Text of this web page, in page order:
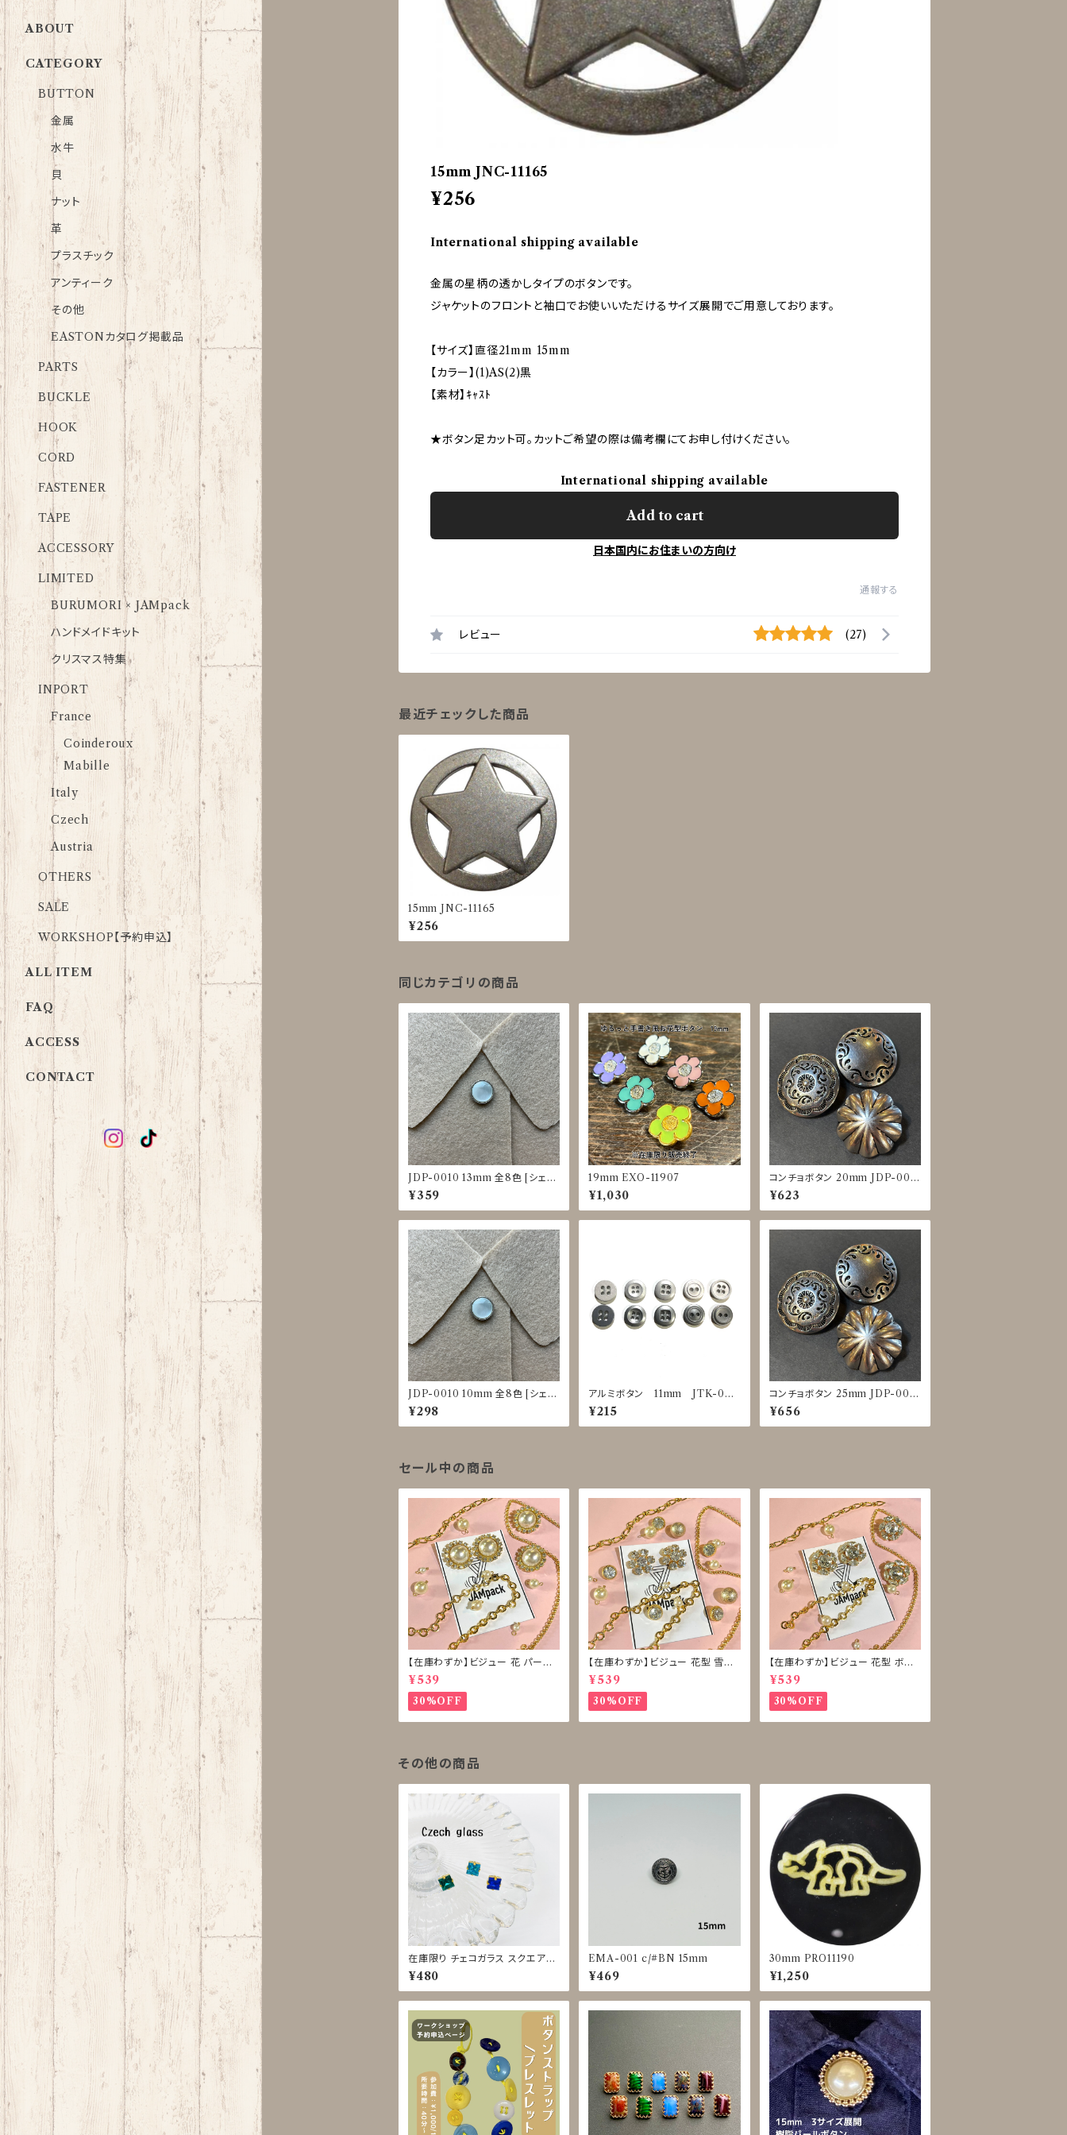
15mm JNC-11165
¥256
International shipping available
金属の星柄の透かしタイプのボタンです。
ジャケットのフロントと袖口でお使いいただけるサイズ展開でご用意しております。
【サイズ】直径21mm 15mm
【カラー】(1)AS(2)黒
【素材】ｷｬｽﾄ
★ボタン足カット可。カットご希望の際は備考欄にてお申し付けください。
International shipping available
Add to cart
日本国内にお住まいの方向け
通報する
レビュー (27)
最近チェックした商品
15mm JNC-11165
¥256
同じカテゴリの商品
JDP-0010 13mm 全8色 [シェル
調][裏足ボタン][ブラウス]
¥359
19mm EXO-11907
¥1,030
コンチョボタン 20mm JDP-001
6
¥623
JDP-0010 10mm 全8色 [シェル
調][裏足ボタン][ブラウス]
¥298
アルミボタン 11mm JTK-002
5～0029
¥215
コンチョボタン 25mm JDP-001
6
¥656
セール中の商品
【在庫わずか】ビジュー 花 パール
ボタン 再販なし
¥539
30%OFF
【在庫わずか】ビジュー 花型 雪型
ボタン 再販なし
¥539
30%OFF
【在庫わずか】ビジュー 花型 ボタ
ン 再販なし
¥539
30%OFF
その他の商品
在庫限り チェコガラス スクエアボ
タン◇11mm
¥480
EMA-001 c/#BN 15mm
¥469
30mm PRO11190
¥1,250
ABOUT
CATEGORY
BUTTON
金属
水牛
貝
ナット
革
プラスチック
アンティーク
その他
EASTONカタログ掲載品
PARTS
BUCKLE
HOOK
CORD
FASTENER
TAPE
ACCESSORY
LIMITED
BURUMORI × JAMpack
ハンドメイドキット
クリスマス特集
INPORT
France
Coinderoux
Mabille
Italy
Czech
Austria
OTHERS
SALE
WORKSHOP【予約申込】
ALL ITEM
FAQ
ACCESS
CONTACT